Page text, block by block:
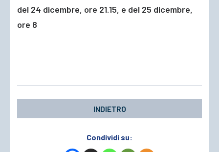
del 24 dicembre, ore 21.15, e del 25 dicembre,
ore 8
INDIETRO
Condividi su: